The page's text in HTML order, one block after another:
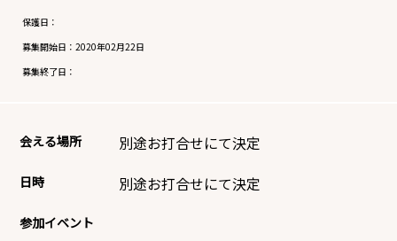
保護日：
募集開始日： 2020年02月22日
募集終了日：
会える場所 別途お打合せにて決定
日時 別途お打合せにて決定
参加イベント